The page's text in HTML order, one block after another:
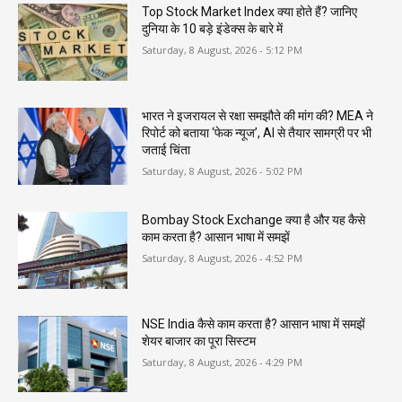
Top Stock Market Index क्या होते हैं? जानिए
दुनिया के 10 बड़े इंडेक्स के बारे में
Saturday, 8 August, 2026 - 5:12 PM
भारत ने इजरायल से रक्षा समझौते की मांग की? MEA ने
रिपोर्ट को बताया ‘फेक न्यूज’, AI से तैयार सामग्री पर भी
जताई चिंता
Saturday, 8 August, 2026 - 5:02 PM
Bombay Stock Exchange क्या है और यह कैसे
काम करता है? आसान भाषा में समझें
Saturday, 8 August, 2026 - 4:52 PM
NSE India कैसे काम करता है? आसान भाषा में समझें
शेयर बाजार का पूरा सिस्टम
Saturday, 8 August, 2026 - 4:29 PM